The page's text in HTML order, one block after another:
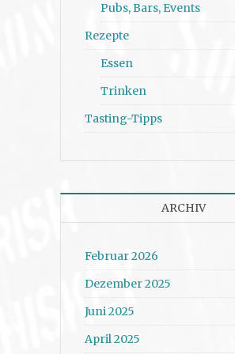
Pubs, Bars, Events
Rezepte
Essen
Trinken
Tasting-Tipps
ARCHIV
Februar 2026
Dezember 2025
Juni 2025
April 2025